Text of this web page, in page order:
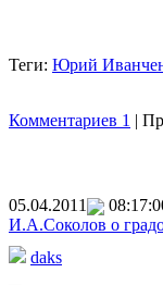
Теги: Юрий
Комментариев 1 |
05.04.2011
И.А.Соколов о
daks